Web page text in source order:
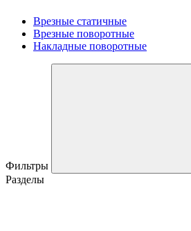
Врезные статичные
Врезные поворотные
Накладные поворотные
Фильтры
Разделы